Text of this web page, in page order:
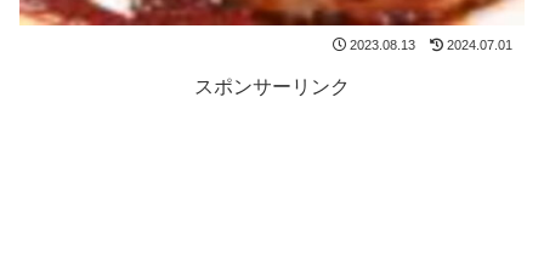
2023.08.13 2024.07.01
スポンサーリンク